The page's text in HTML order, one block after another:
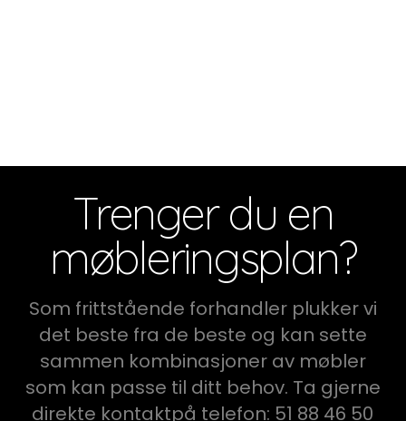
Trenger du en
møbleringsplan?
Som frittstående forhandler plukker vi
det beste fra de beste og kan sette
sammen kombinasjoner av møbler
som kan passe til ditt behov. Ta gjerne
direkte kontaktpå telefon: 51 88 46 50